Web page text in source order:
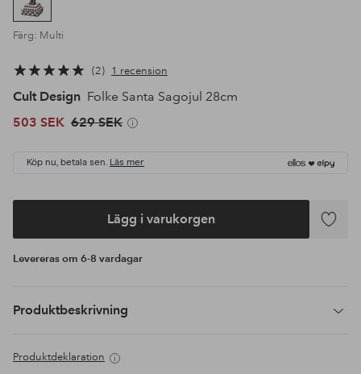
Färg: Multi
2 1 recension
Cult Design Folke Santa Sagojul 28cm
503 SEK 629 SEK
Köp nu, betala sen. Läs mer
Lägg i varukorgen
Lägg
Levereras om 6-8 vardagar
Produktbeskrivning
Produktdeklaration